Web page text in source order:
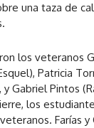
una taza de
los veteranos
Patricia
Gabriel Pintos
los
Farías